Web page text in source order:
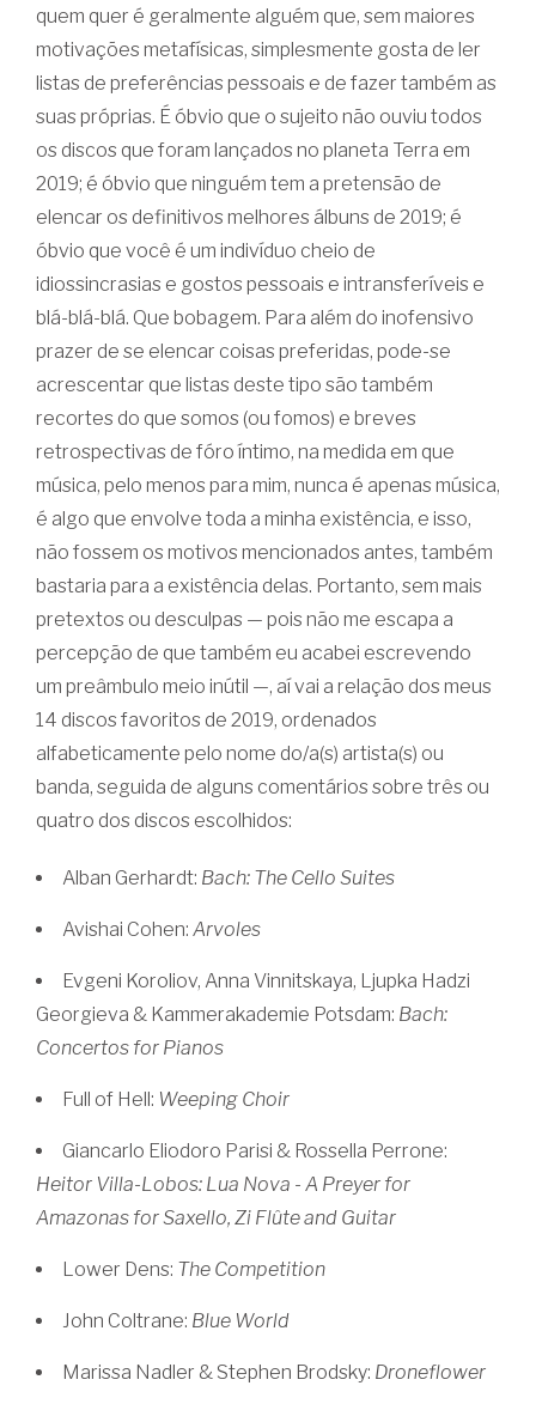
quem quer é geralmente alguém que, sem maiores
motivações metafísicas, simplesmente gosta de ler
listas de preferências pessoais e de fazer também as
suas próprias. É óbvio que o sujeito não ouviu todos
os discos que foram lançados no planeta Terra em
2019; é óbvio que ninguém tem a pretensão de
elencar os definitivos melhores álbuns de 2019; é
óbvio que você é um indivíduo cheio de
idiossincrasias e gostos pessoais e intransferíveis e
blá-blá-blá. Que bobagem. Para além do inofensivo
prazer de se elencar coisas preferidas, pode-se
acrescentar que listas deste tipo são também
recortes do que somos (ou fomos) e breves
retrospectivas de fóro íntimo, na medida em que
música, pelo menos para mim, nunca é apenas música,
é algo que envolve toda a minha existência, e isso,
não fossem os motivos mencionados antes, também
bastaria para a existência delas. Portanto, sem mais
pretextos ou desculpas — pois não me escapa a
percepção de que também eu acabei escrevendo
um preâmbulo meio inútil —, aí vai a relação dos meus
14 discos favoritos de 2019, ordenados
alfabeticamente pelo nome do/a(s) artista(s) ou
banda, seguida de alguns comentários sobre três ou
quatro dos discos escolhidos:
Alban Gerhardt: Bach: The Cello Suites
Avishai Cohen: Arvoles
Evgeni Koroliov, Anna Vinnitskaya, Ljupka Hadzi
Georgieva & Kammerakademie Potsdam: Bach:
Concertos for Pianos
Full of Hell: Weeping Choir
Giancarlo Eliodoro Parisi & Rossella Perrone:
Heitor Villa-Lobos: Lua Nova - A Preyer for
Amazonas for Saxello, Zi Flûte and Guitar
Lower Dens: The Competition
John Coltrane: Blue World
Marissa Nadler & Stephen Brodsky: Droneflower